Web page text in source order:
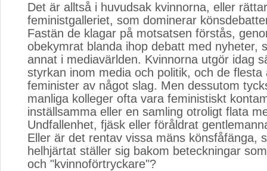
Det är alltså i huvudsak kvinnorna, eller
feministgalleriet, som dominerar
Fastän de klagar på motsatsen förstås,
obekymrat blanda ihop debatt med nyheter,
annat i mediavärlden. Kvinnorna utgör idag
styrkan inom media och politik, och de flesta
feminister av något slag. Men dessutom
manliga kolleger ofta vara feministiskt
inställsamma eller en samling otroligt flata
Undfallenhet, fjäsk eller föråldrat
Eller är det rentav vissa mäns könsfåfänga,
helhjärtat ställer sig bakom beteckningar
och "kvinnoförtryckare"?